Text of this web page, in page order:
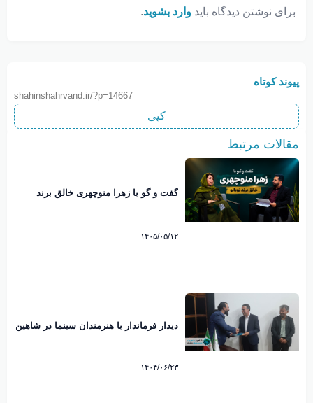
برای نوشتن دیدگاه باید وارد بشوید.
پیوند کوتاه
shahinshahrvand.ir/?p=14667
کپی
مقالات مرتبط
گفت و گو با زهرا منوچهری خالق برند
۱۴۰۵/۰۵/۱۲
دیدار فرماندار با هنرمندان سینما در شاهین
۱۴۰۴/۰۶/۲۳